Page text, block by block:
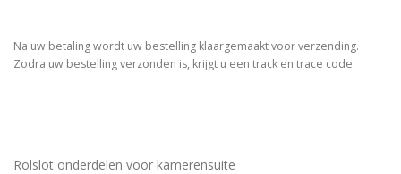
Na uw betaling wordt uw bestelling klaargemaakt voor verzending.
Zodra uw bestelling verzonden is, krijgt u een track en trace code.
Rolslot onderdelen voor kamerensuite